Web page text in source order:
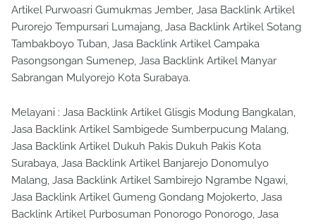
Artikel Purwoasri Gumukmas Jember, Jasa Backlink Artikel
Purorejo Tempursari Lumajang, Jasa Backlink Artikel Sotang
Tambakboyo Tuban, Jasa Backlink Artikel Campaka
Pasongsongan Sumenep, Jasa Backlink Artikel Manyar
Sabrangan Mulyorejo Kota Surabaya.
Melayani : Jasa Backlink Artikel Glisgis Modung Bangkalan,
Jasa Backlink Artikel Sambigede Sumberpucung Malang,
Jasa Backlink Artikel Dukuh Pakis Dukuh Pakis Kota
Surabaya, Jasa Backlink Artikel Banjarejo Donomulyo
Malang, Jasa Backlink Artikel Sambirejo Ngrambe Ngawi,
Jasa Backlink Artikel Gumeng Gondang Mojokerto, Jasa
Backlink Artikel Purbosuman Ponorogo Ponorogo, Jasa